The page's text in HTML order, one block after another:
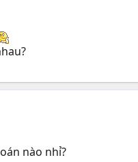
nào nhỉ?